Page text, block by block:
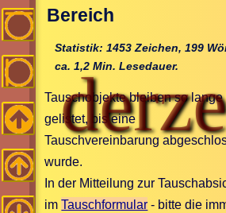
Bereich
Statistik: 1453 Zeichen, 199
ca. 1,2 Min. Lesedauer.
Tauschobjekte bleiben so lange
gelistet, bis eine
Tauschvereinbarung
wurde.
In der Mitteilung zur
imTauschformular - bitte die